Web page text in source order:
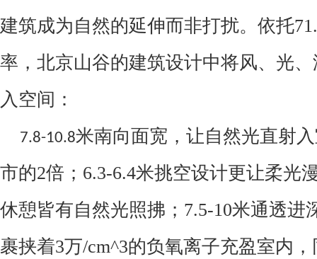
建筑成为自然的延伸而非打扰。 依托
率，北京山谷的建筑设计中将风、光
入空间：
7.8-10.8米南向面宽，让自然光直射
市的2倍； 6.3-6.4米挑空设计更让柔光
休憩皆有自然光照拂； 7.5-10米通透进
裹挟着3万/cm^3的负氧离子充盈室内